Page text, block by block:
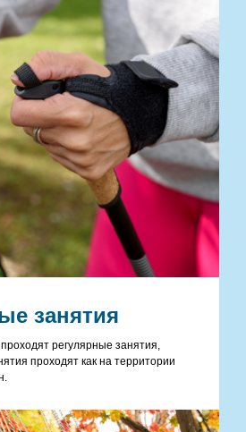
занятия
регулярные занятия,
проходят как на территории